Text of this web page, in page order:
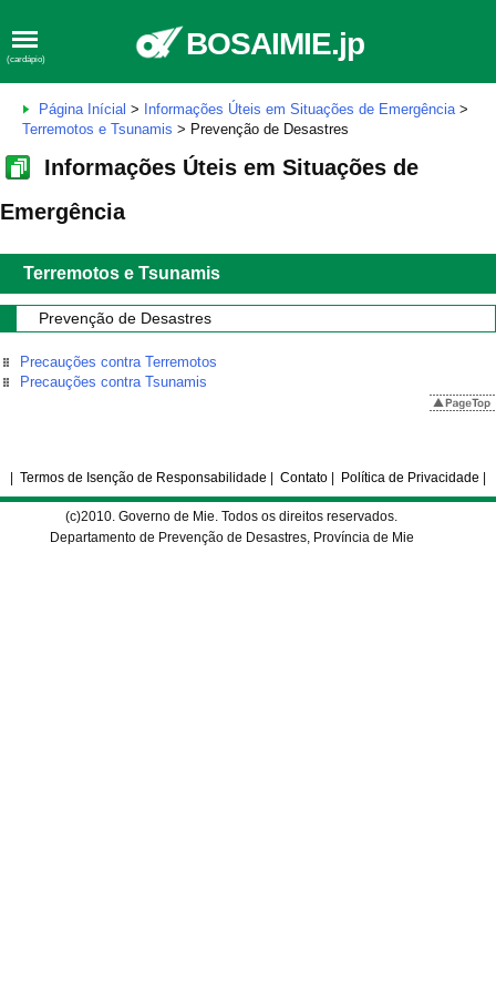
(cardápio) BOSAIMIE.jp
Página Inícial > Informações Úteis em Situações de Emergência>
Terremotos e Tsunamis > Prevenção de Desastres
Informações Úteis em Situações de
Emergência
Terremotos e Tsunamis
Prevenção de Desastres
Precauções contra Terremotos
Precauções contra Tsunamis
Termos de Isenção de Responsabilidade Contato Política de Privacidade
(c)2010. Governo de Mie. Todos os direitos reservados.
Departamento de Prevenção de Desastres, Província de Mie